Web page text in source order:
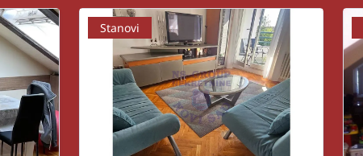
Stanovi